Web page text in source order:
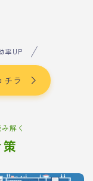
率UP
チラ
解く